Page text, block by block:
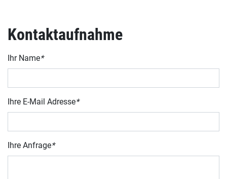
Kontaktaufnahme
Ihr Name*
Ihre E-Mail Adresse*
Ihre Anfrage*